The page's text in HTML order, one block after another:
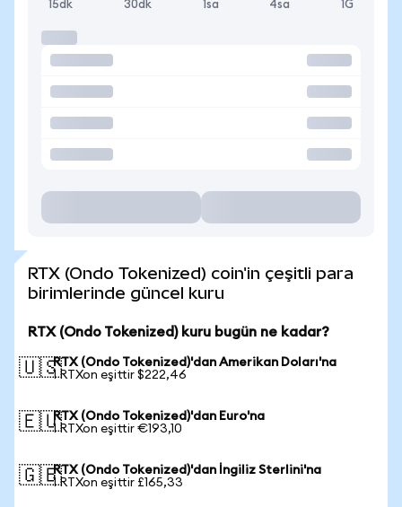
15dk 30dk 1sa 4sa 1G
RTX (Ondo Tokenized) coin'in çeşitli para
birimlerinde güncel kuru
RTX (Ondo Tokenized) kuru bugün ne kadar?
🇺🇸RTX (Ondo Tokenized)'dan Amerikan Doları'na
1 RTXon eşittir $222,46
🇪🇺RTX (Ondo Tokenized)'dan Euro'na
1 RTXon eşittir €193,10
🇬🇧RTX (Ondo Tokenized)'dan İngiliz Sterlini'na
1 RTXon eşittir £165,33